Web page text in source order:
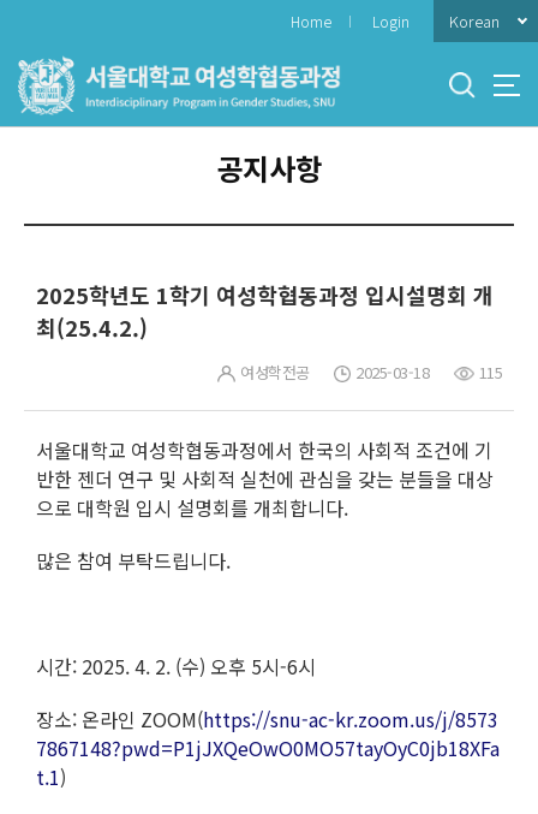
메
Home Login Korean
공지사항
2025학년도 1학기 여성학협동과정 입시설명회 개
최(25.4.2.)
여성학전공 2025-03-18 115
서울대학교 여성학협동과정에서 한국의 사회적 조건에 기
반한 젠더 연구 및 사회적 실천에 관심을 갖는 분들을 대상
으로 대학원 입시 설명회를 개최합니다.
많은 참여 부탁드립니다.
시간: 2025. 4. 2. (수) 오후 5시-6시
장소: 온라인 ZOOM(https://snu-ac-kr.zoom.us/j/8573
7867148?pwd=P1jJXQeOwO0MO57tayOyC0jb18XFa
t.1)